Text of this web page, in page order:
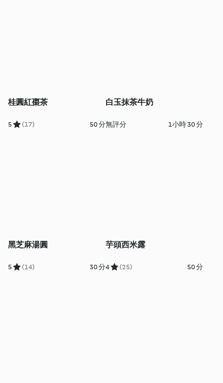
桂圓紅棗茶
5 (17) 50 分
白玉抹茶牛奶
無評分 1小時 30 分
黑芝麻湯圓
5 (14) 30 分
芋頭西米露
4 (25) 50 分